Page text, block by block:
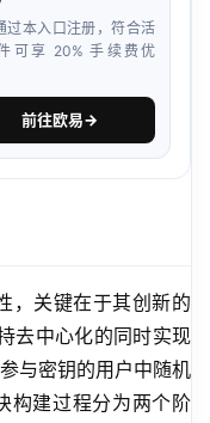
过本入口注册，符合活
可享 20% 手续费优
前往欧易→
，关键在于其创新的
去中心化的同时实现
与密钥的用户中随机
构建过程分为两个阶